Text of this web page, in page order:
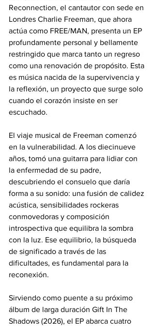
Reconnection, el cantautor con sede en
Londres Charlie Freeman, que ahora
actúa como FREE/MAN, presenta un EP
profundamente personal y bellamente
restringido que marca tanto un regreso
como una renovación de propósito. Esta
es música nacida de la supervivencia y
la reflexión, un proyecto que surge solo
cuando el corazón insiste en ser
escuchado.
El viaje musical de Freeman comenzó
en la vulnerabilidad. A los diecinueve
años, tomó una guitarra para lidiar con
la enfermedad de su padre,
descubriendo el consuelo que daría
forma a su sonido: una fusión de calidez
acústica, sensibilidades rockeras
conmovedoras y composición
introspectiva que equilibra la sombra
con la luz. Ese equilibrio, la búsqueda
de significado a través de las
dificultades, es fundamental para la
reconexión.
Sirviendo como puente a su próximo
álbum de larga duración Gift In The
Shadows (2026), el EP abarca cuatro